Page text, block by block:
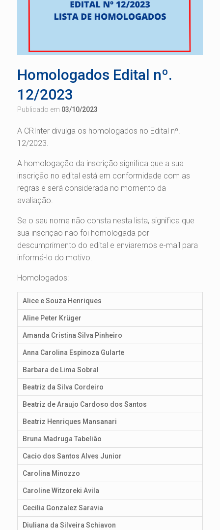
Homologados Edital nº.
12/2023
Publicado em 03/10/2023
A CRInter divulga os homologados no Edital nº.
12/2023.
A homologação da inscrição significa que a sua
inscrição no edital está em conformidade com as
regras e será considerada no momento da
avaliação.
Se o seu nome não consta nesta lista, significa que
sua inscrição não foi homologada por
descumprimento do edital e enviaremos e-mail para
informá-lo do motivo.
Homologados:
Alice e Souza Henriques
Aline Peter Krüger
Amanda Cristina Silva Pinheiro
Anna Carolina Espinoza Gularte
Barbara de Lima Sobral
Beatriz da Silva Cordeiro
Beatriz de Araujo Cardoso dos Santos
Beatriz Henriques Mansanari
Bruna Madruga Tabelião
Cacio dos Santos Alves Junior
Carolina Minozzo
Caroline Witzoreki Avila
Cecilia Gonzalez Saravia
Diuliana da Silveira Schiavon